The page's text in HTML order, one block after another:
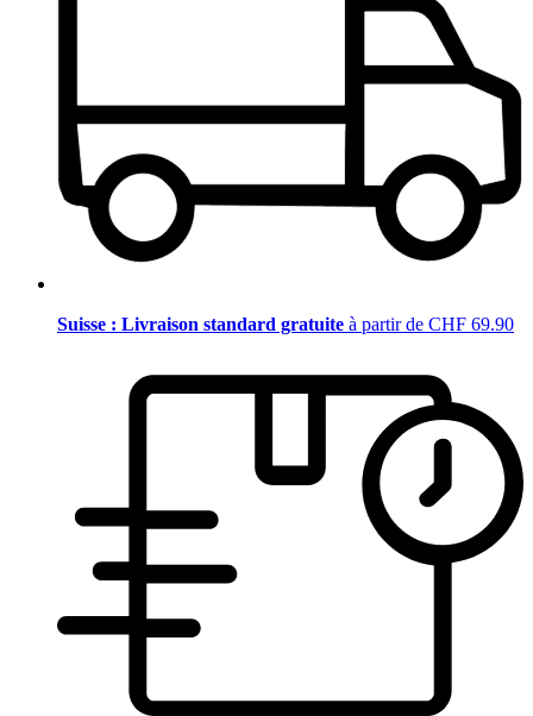
Suisse : Livraison standard gratuite à partir de CHF 69.90